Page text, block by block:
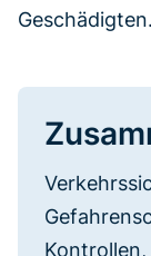
Geschädigten.